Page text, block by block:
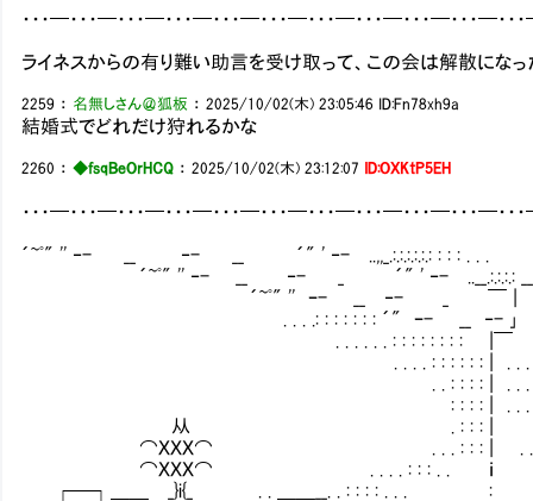
・・・━・・・━・・・━・・・━・・・━・・・━・・・━・・・━・・・━・・・━・
ライネスからの有り難い助言を受け取って、この会は解散にな
2259 ： 名無しさん＠狐板 ：2025/10/02(木) 23:05:46 ID:Fn78xh9a
結婚式でどれだけ狩れるかな
2260 ：◆fsqBeOrHCQ ：2025/10/02(木) 23:12:07 ID:OXKtP5EH
・・・━・・・━・・・━・・・━・・・━・・・━・・・━・・・━・・・━・・・━・
´~ﾟ" '' ‐- __ ‐- __ ´" ' ‐- ..,,_.:.:.:.:.:.: : : : . . .
´~ﾟ" '' ‐- __ ‐- _ ´" ' ‐- ..__.:.:.:.:
´~ﾟ" '' ｰ- __ ‐- _ ￣ | | |
. . . .: : : : : : : ´" ｰ- __ ‐- ｣ | ￣ |: : :
. . . . . . : : : : : : : : |￣ . :| |: : :
. . . . : : : : : : | . . . . :.| |: :
. . : : : : | . . . :
: : : : | . . . : :.|
从 . : : : | . . |
⌒ＸＸＸ⌒ . . . : : : | . . . :
⌒ＸＸＸ⌒ . . . . : : :
┌─┐＿＿ _}i{_ . . ＿＿__. . : : :